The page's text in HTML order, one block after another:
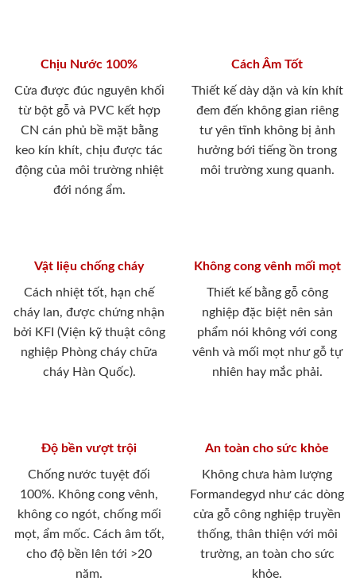
Chịu Nước 100%
Cửa được đúc nguyên khối
từ bột gỗ và PVC kết hợp
CN cán phủ bề mặt bằng
keo kín khít, chịu được tác
động của môi trường nhiệt
đới nóng ẩm.
Cách Âm Tốt
Thiết kế dày dặn và kín khít
đem đến không gian riêng
tư yên tĩnh không bị ảnh
hưởng bới tiếng ồn trong
môi trường xung quanh.
Vật liệu chống cháy
Cách nhiệt tốt, hạn chế
cháy lan, được chứng nhận
bởi KFI (Viện kỹ thuật công
nghiệp Phòng cháy chữa
cháy Hàn Quốc).
Không cong vênh mối mọt
Thiết kế bằng gỗ công
nghiệp đặc biệt nên sản
phẩm nói không với cong
vênh và mối mọt như gỗ tự
nhiên hay mắc phải.
Độ bền vượt trội
Chống nước tuyệt đối
100%. Không cong vênh,
không co ngót, chống mối
mọt, ẩm mốc. Cách âm tốt,
cho độ bền lên tới >20
năm.
An toàn cho sức khỏe
Không chưa hàm lượng
Formandegyd như các dòng
cửa gỗ công nghiệp truyền
thống, thân thiện với môi
trường, an toàn cho sức
khỏe.